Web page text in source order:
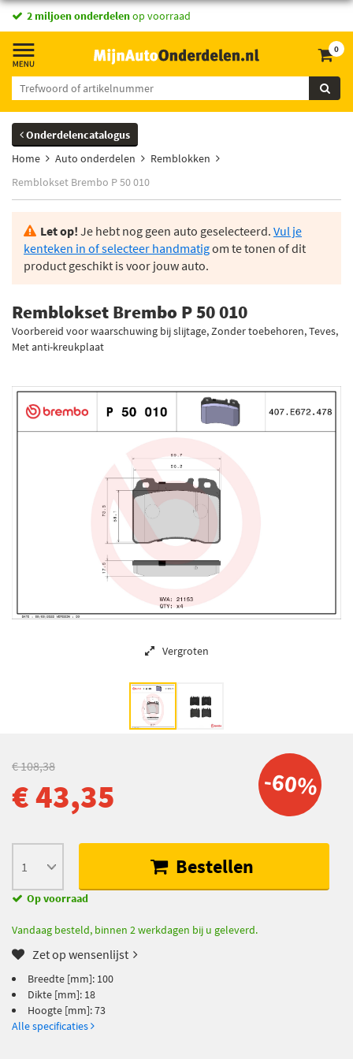
2 miljoen onderdelenop voorraad
0
Onderdelencatalogus
Home
Auto onderdelen
Remblokken
Remblokset Brembo P 50 010
Let op! Je hebt nog geen auto geselecteerd. Vul je
kenteken in of selecteer handmatigom te tonen of dit
product geschikt is voor jouw auto.
Remblokset Brembo P 50 010
Voorbereid voor waarschuwing bij slijtage, Zonder toebehoren, Teves,
Met anti-kreukplaat
Vergroten
-60%
€ 108,38
€ 43,35
Bestellen
Op voorraad
Vandaag besteld, binnen 2 werkdagen bij u geleverd.
Zet op wensenlijst
Breedte [mm]: 100
Dikte [mm]: 18
Hoogte [mm]: 73
Alle specificaties